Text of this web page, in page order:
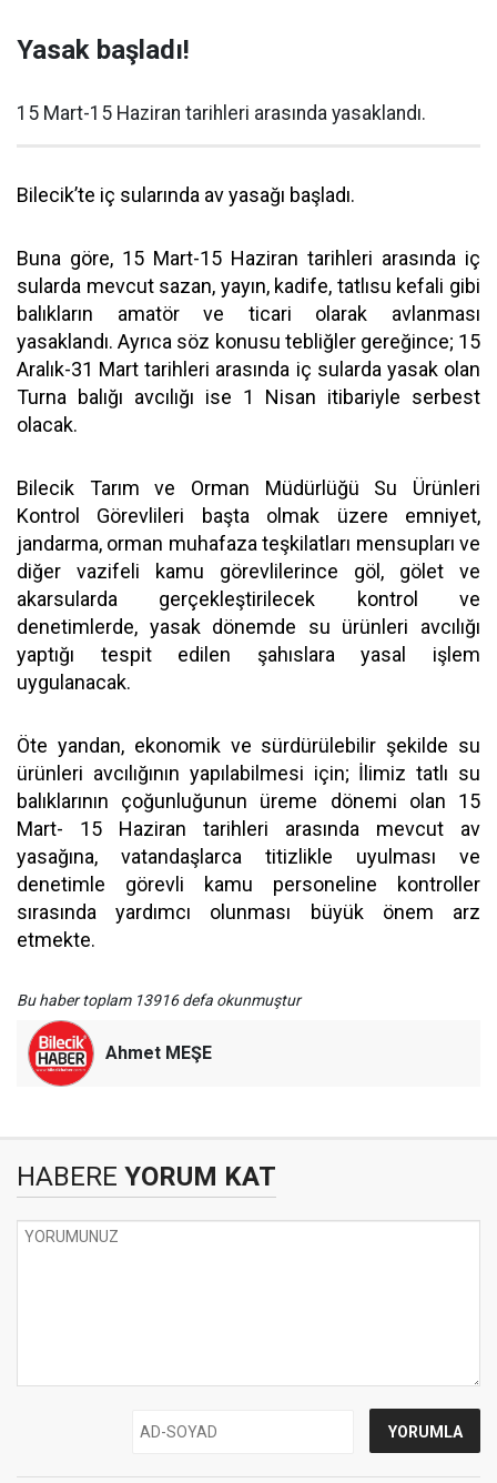
Yasak başladı!
15 Mart-15 Haziran tarihleri arasında yasaklandı.
Bilecik’te iç sularında av yasağı başladı.
Buna göre, 15 Mart-15 Haziran tarihleri arasında iç
sularda mevcut sazan, yayın, kadife, tatlısu kefali gibi
balıkların amatör ve ticari olarak avlanması
yasaklandı. Ayrıca söz konusu tebliğler gereğince; 15
Aralık-31 Mart tarihleri arasında iç sularda yasak olan
Turna balığı avcılığı ise 1 Nisan itibariyle serbest
olacak.
Bilecik Tarım ve Orman Müdürlüğü Su Ürünleri
Kontrol Görevlileri başta olmak üzere emniyet,
jandarma, orman muhafaza teşkilatları mensupları ve
diğer vazifeli kamu görevlilerince göl, gölet ve
akarsularda gerçekleştirilecek kontrol ve
denetimlerde, yasak dönemde su ürünleri avcılığı
yaptığı tespit edilen şahıslara yasal işlem
uygulanacak.
Öte yandan, ekonomik ve sürdürülebilir şekilde su
ürünleri avcılığının yapılabilmesi için; İlimiz tatlı su
balıklarının çoğunluğunun üreme dönemi olan 15
Mart- 15 Haziran tarihleri arasında mevcut av
yasağına, vatandaşlarca titizlikle uyulması ve
denetimle görevli kamu personeline kontroller
sırasında yardımcı olunması büyük önem arz
etmekte.
Bu haber toplam 13916 defa okunmuştur
Ahmet MEŞE
HABERE YORUM KAT